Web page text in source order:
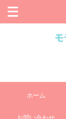
ホーム